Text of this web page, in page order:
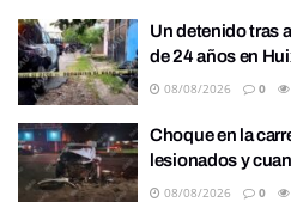
Un detenido tras
de 24 años en
08/08/2026 0
Choque en la
lesionados y
08/08/2026 0